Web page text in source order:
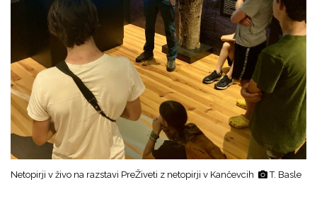
Netopirji v živo na razstavi PreŽiveti z netopirji v Kančevcih T. Basle